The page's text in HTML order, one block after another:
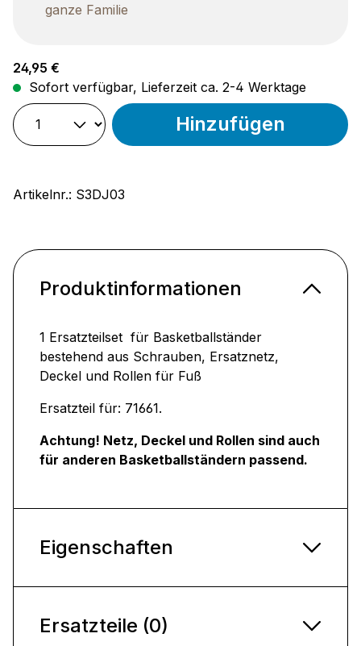
ganze Familie
Regulärer Preis:
24,95 €
Sofort verfügbar, Lieferzeit ca. 2-4 Werktage
Hinzufügen
Artikelnr.: S3DJ03
Produktinformationen
1 Ersatzteilset für Basketballständer
bestehend aus Schrauben, Ersatznetz,
Deckel und Rollen für Fuß
Ersatzteil für: 71661.
Achtung! Netz, Deckel und Rollen sind auch
für anderen Basketballständern passend.
Eigenschaften
Ersatzteile (0)